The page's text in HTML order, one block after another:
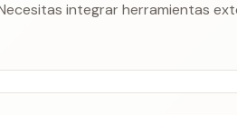
integrar herramientas